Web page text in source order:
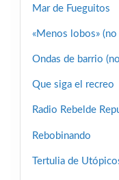
Mar de Fueguitos
«Menos lobos»
Ondas de barrio
Que siga el recreo
Radio Rebelde
Rebobinando
Tertulia de